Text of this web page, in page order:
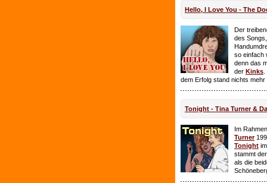
Hello, I Love You - The
Der
des
so einfach
denn das
der Kinks
dem Erfolg stand nichts mehr
Tonight - Tina Turner &
Im
Turner
Tonight
stammt
als die